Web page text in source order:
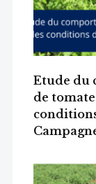
Etude du
de